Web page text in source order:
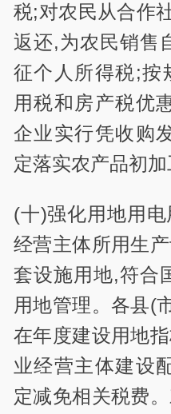
税;对农民从合作
返还,为农民销售
征个人所得税;按
用税和房产税优
企业实行凭收购
定落实农产品初加
(十)强化用地用
经营主体所用生
套设施用地,符合
用地管理。各县(
在年度建设用地
业经营主体建设
定减免相关税费